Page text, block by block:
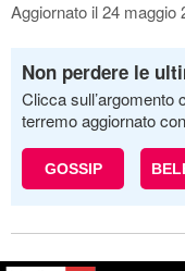
Aggiornato il 24 maggio
Non perdere le
Clicca sull’argomento
terremo aggiornato
GOSSIP